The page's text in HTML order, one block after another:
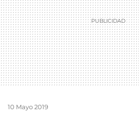
10 Mayo 2019